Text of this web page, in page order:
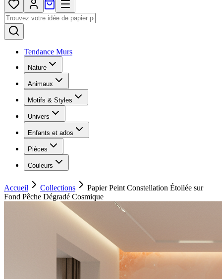
Tendance Murs
Nature
Animaux
Motifs & Styles
Univers
Enfants et ados
Pièces
Couleurs
Accueil Collections
Papier Peint Constellation Étoilée sur
Fond Pêche Dégradé Cosmique